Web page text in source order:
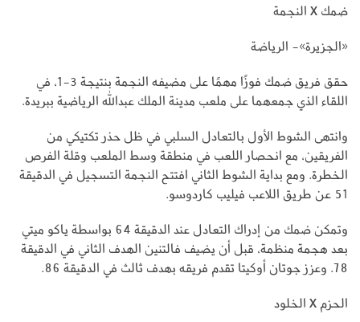
ضمك X النجمة
«الجزيرة»- الرياضة
حقق فريق ضمك فوزًا مهمًا على مضيفه النجمة بنتيجة 3-1، في
اللقاء الذي جمعهما على ملعب مدينة الملك عبدالله الرياضية ببريدة.
وانتهى الشوط الأول بالتعادل السلبي في ظل حذر تكتيكي من
الفريقين، مع انحصار اللعب في منطقة وسط الملعب وقلة الفرص
الخطرة. ومع بداية الشوط الثاني افتتح النجمة التسجيل في الدقيقة
51 عن طريق اللاعب فيليب كاردوسو.
وتمكن ضمك من إدراك التعادل عند الدقيقة 64 بواسطة ياكو ميتي
بعد هجمة منظمة، قبل أن يضيف فالتنين الهدف الثاني في الدقيقة
78. وعزز جوتان أوكيتا تقدم فريقه بهدف ثالث في الدقيقة 86.
الحزم X الخلود